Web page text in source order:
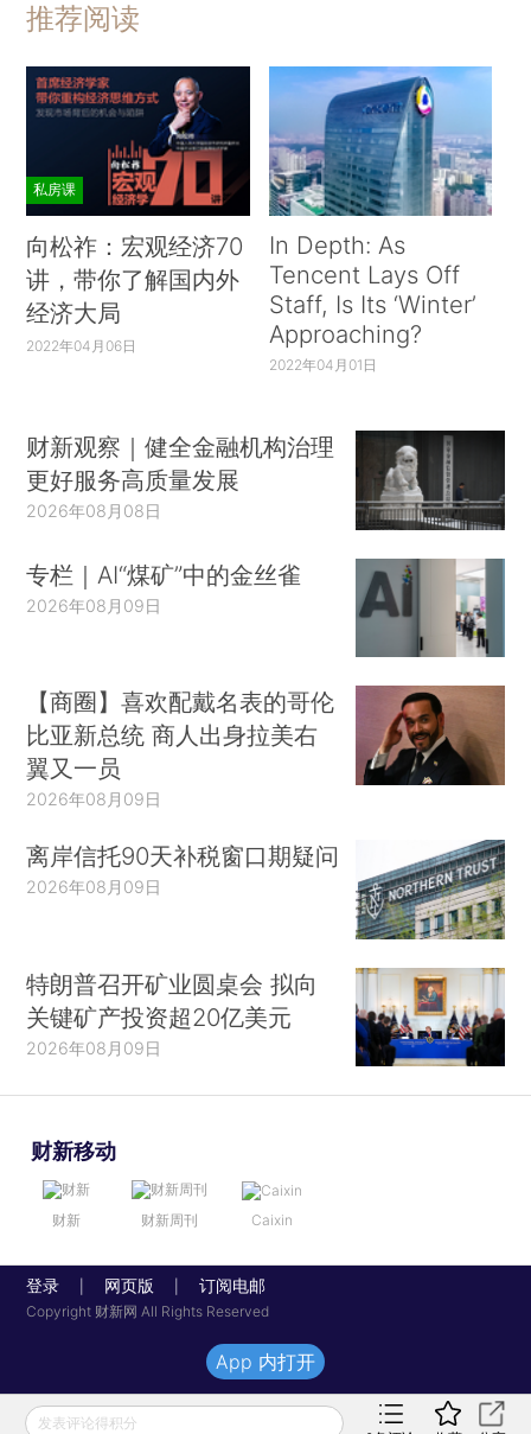
推荐阅读
私房课
向松祚：宏观经济70
讲，带你了解国内外
经济大局
2022年04月06日
In Depth: As
Tencent Lays Off
Staff, Is Its ‘Winter’
Approaching?
2022年04月01日
财新观察｜健全金融机构治理
更好服务高质量发展
2026年08月08日
专栏｜AI“煤矿”中的金丝雀
2026年08月09日
【商圈】喜欢配戴名表的哥伦
比亚新总统 商人出身拉美右
翼又一员
2026年08月09日
离岸信托90天补税窗口期疑问
2026年08月09日
特朗普召开矿业圆桌会 拟向
关键矿产投资超20亿美元
2026年08月09日
财新移动
财新 财新周刊 Caixin
登录 网页版 订阅电邮
Copyright 财新网 All Rights Reserved
发表评论得积分
App 内打开